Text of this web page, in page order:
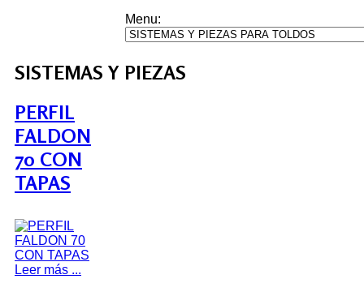
Menu:
SISTEMAS Y PIEZAS
PERFIL
FALDON
70 CON
TAPAS
Leer más ...